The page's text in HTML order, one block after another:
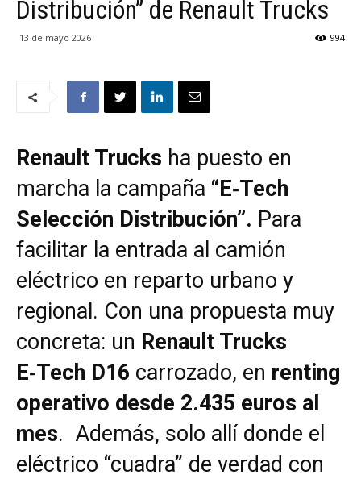
Distribución” de Renault Trucks
13 de mayo 2026 994
Renault Trucks ha puesto en
marcha la campaña “E‑Tech
Selección Distribución”. Para
facilitar la entrada al camión
eléctrico en reparto urbano y
regional. Con una propuesta muy
concreta: un Renault Trucks
E‑Tech D16 carrozado, en renting
operativo desde 2.435 euros al
mes. Además, solo allí donde el
eléctrico “cuadra” de verdad con